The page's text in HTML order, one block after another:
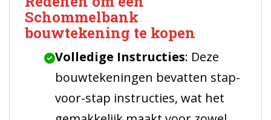
Schommelbank
bouwtekening te kopen
Volledige Instructies: Deze
bouwtekeningen bevatten stap-
voor-stap instructies, wat het